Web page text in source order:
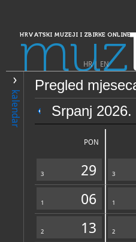
HRVATSKI MUZEJI I ZBIRKE ONLINE
muz
HR| EN
kalendar
Pregled
Srpanj 2026.
PON
3 29 3
1 06 1
2 13 2
PRETRAŽIVANJE
Dalmacija
Dubrovački
OPĆI PODACI